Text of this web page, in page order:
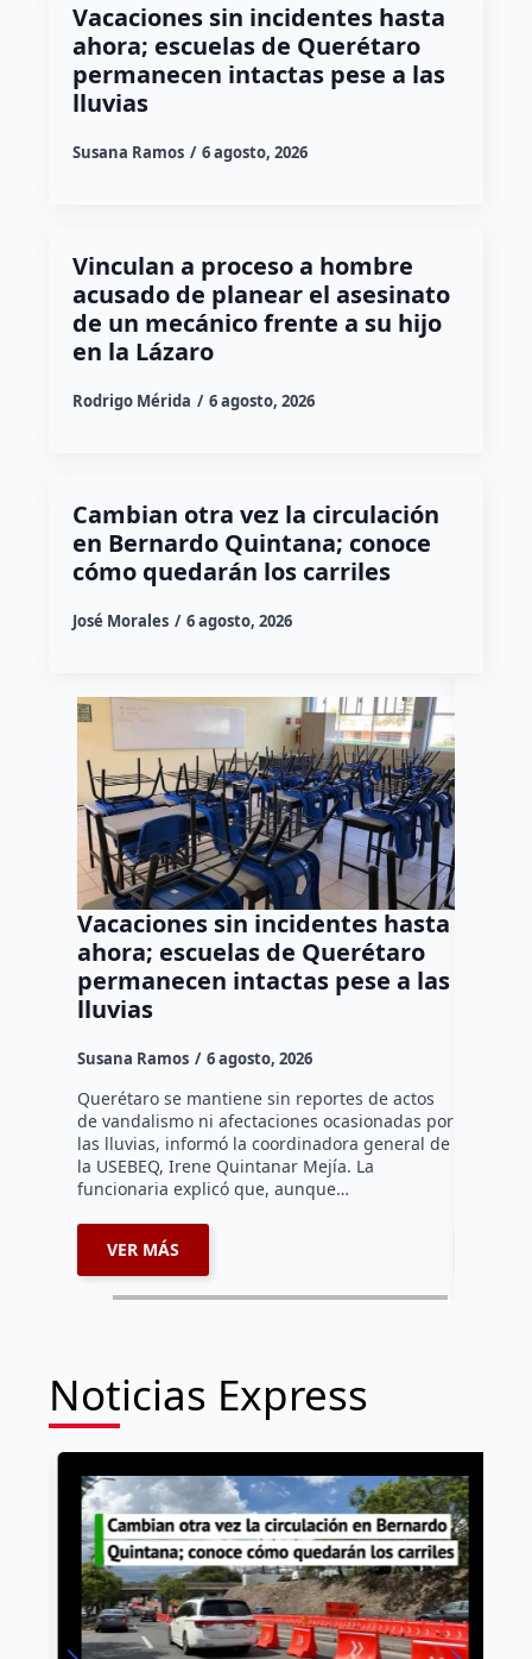
Vacaciones sin incidentes hasta
ahora; escuelas de Querétaro
permanecen intactas pese a las
lluvias
Susana Ramos 6 agosto, 2026
Vinculan a proceso a hombre
acusado de planear el asesinato
de un mecánico frente a su hijo
en la Lázaro
Rodrigo Mérida 6 agosto, 2026
Cambian otra vez la circulación
en Bernardo Quintana; conoce
cómo quedarán los carriles
José Morales 6 agosto, 2026
Vacaciones sin incidentes hasta
ahora; escuelas de Querétaro
permanecen intactas pese a las
lluvias
Susana Ramos 6 agosto, 2026
Querétaro se mantiene sin reportes de actos
de vandalismo ni afectaciones ocasionadas por
las lluvias, informó la coordinadora general de
la USEBEQ, Irene Quintanar Mejía. La
funcionaria explicó que, aunque…
VER MÁS
Noticias Express